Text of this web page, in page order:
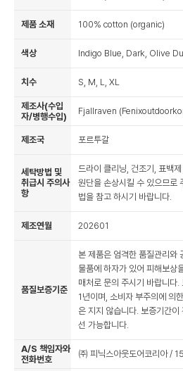
제품 소재 100% cotton (organic)
색상 Indigo Blue, Dark, Olive
치수 S, M, L, XL
제조사(수입
자/병행수입)
Fjallraven
제조국 포르투갈
세탁방법 및
취급시 주의사
항
드라이 클리닝, 건조기, 표백
원단을 손상시킬 수 있으므로
법을 참고 하시기 바랍니다.
제조연월 202601
품질보증기준
본 제품은 엄격한 품질관리와
물품에 하자가 있어 피해보상
매처로 문의 주시기 바랍니다
1년이며, 소비자 부주의에 의
은 지지 않습니다. 보증기간
선 가능합니다.
A/S 책임자와
전화번호
㈜ 피닉스아웃도어코리아 /